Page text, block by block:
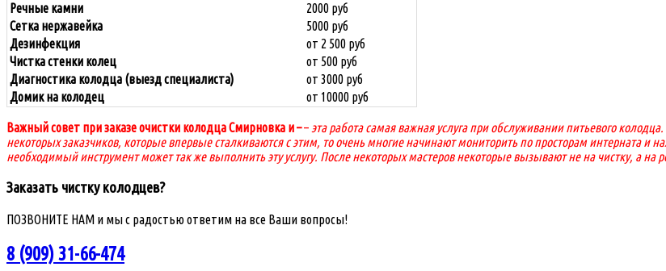
Речные камни
2000 руб
Сетка нержавейка
5000 руб
Дезинфекция
от 2 500 руб
Чистка стенки колец
от 500 руб
Диагностика колодца (выезд специалиста)
от 3000 руб
Домик на колодец
от 10000 руб
Важный совет при заказе очистки колодца Смирновка и–– эта работа самая важная услуга при обслуживании питьевого
некоторых заказчиков, которые впервые сталкиваются с этим, то очень многие начинают мониторить по просторам интерната и
необходимый инструмент может так же выполнить эту услугу. После некоторых мастеров некоторые вызывают не на чистку, а на
Заказать чистку колодцев?
ПОЗВОНИТЕ НАМ и мы с радостью ответим на все Ваши вопросы!
8 (909) 31-66-474